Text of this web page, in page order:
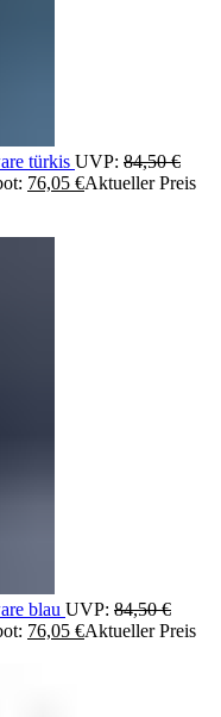
türkis UVP: 84,50€
76,05 €Aktueller Preis
blau UVP: 84,50€
76,05 €Aktueller Preis